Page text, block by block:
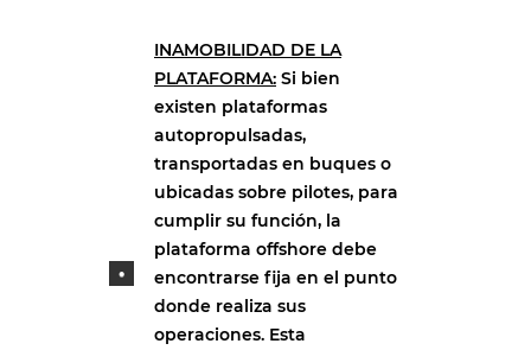
INAMOBILIDAD DE LA
PLATAFORMA: Si bien
existen plataformas
autopropulsadas,
transportadas en buques o
ubicadas sobre pilotes, para
cumplir su función, la
plataforma offshore debe
encontrarse fija en el punto
donde realiza sus
operaciones. Esta